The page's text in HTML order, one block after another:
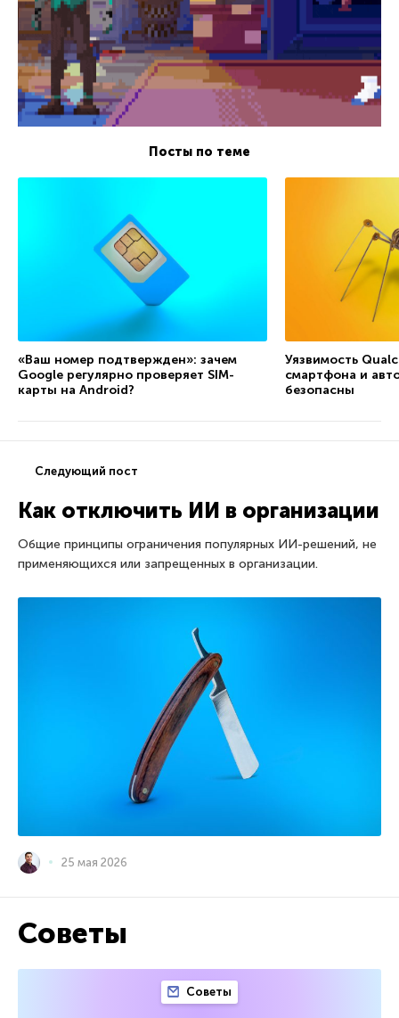
Посты по теме
«Ваш номер подтвержден»: зачем
Google регулярно проверяет SIM-
карты на Android?
Уязвимость
смартфона и
безопасны
Следующий пост
Как отключить ИИ в организации
Общие принципы ограничения популярных ИИ-решений, не
применяющихся или запрещенных в организации.
25 мая 2026
Советы
Советы